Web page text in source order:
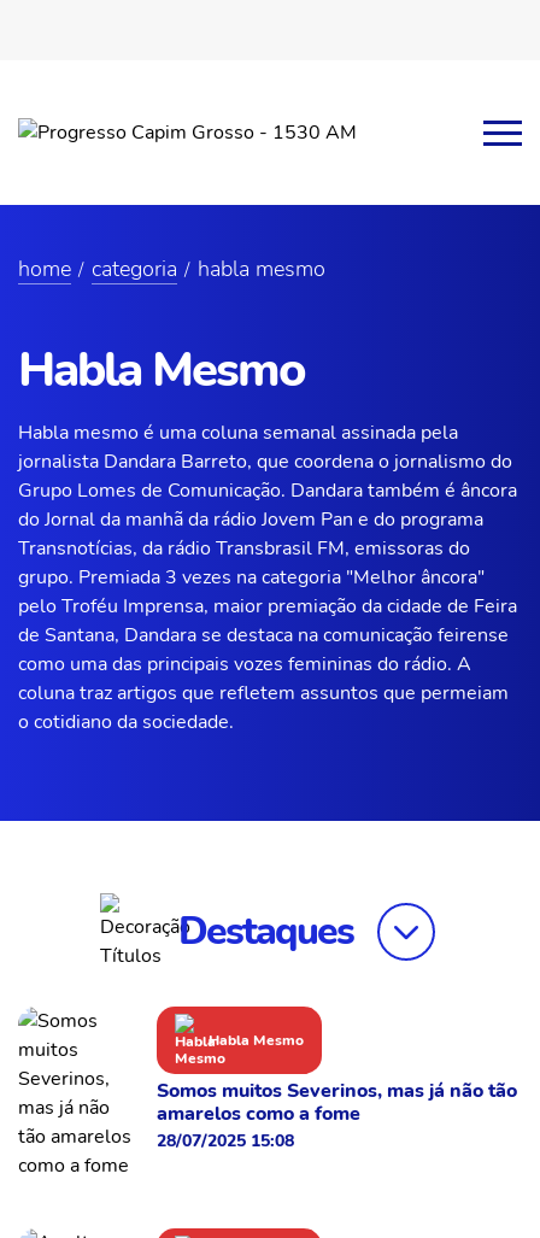
home categoria habla mesmo
Habla Mesmo
Habla mesmo é uma coluna semanal assinada pela
jornalista Dandara Barreto, que coordena o jornalismo do
Grupo Lomes de Comunicação. Dandara também é âncora
do Jornal da manhã da rádio Jovem Pan e do programa
Transnotícias, da rádio Transbrasil FM, emissoras do
grupo. Premiada 3 vezes na categoria "Melhor âncora"
pelo Troféu Imprensa, maior premiação da cidade de Feira
de Santana, Dandara se destaca na comunicação feirense
como uma das principais vozes femininas do rádio. A
coluna traz artigos que refletem assuntos que permeiam
o cotidiano da sociedade.
Destaques
Habla Mesmo
Somos muitos Severinos, mas já não tão
amarelos como a fome
28/07/2025 15:08